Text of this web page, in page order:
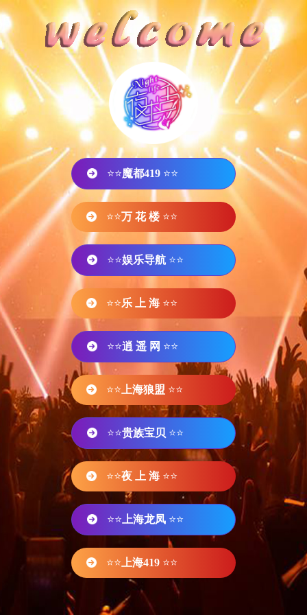
⭐⭐魔都419 ⭐⭐
⭐⭐万 花 楼 ⭐⭐
⭐⭐娱乐导航 ⭐⭐
⭐⭐乐 上 海 ⭐⭐
⭐⭐逍 遥 网 ⭐⭐
⭐⭐ 上海狼盟 ⭐⭐
⭐⭐贵族宝贝 ⭐⭐
⭐⭐夜 上 海 ⭐⭐
⭐⭐ 上海龙凤 ⭐⭐
⭐⭐ 上海419 ⭐⭐